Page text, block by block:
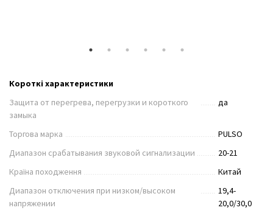
Короткі характеристики
Защита от перегрева, перегрузки и короткого
замыка
да
Торгова марка
PULSO
Диапазон срабатывания звуковой сигнализации
20-21
Країна походження
Китай
Диапазон отключения при низком/высоком
напряжении
19,4-
20,0/30,0